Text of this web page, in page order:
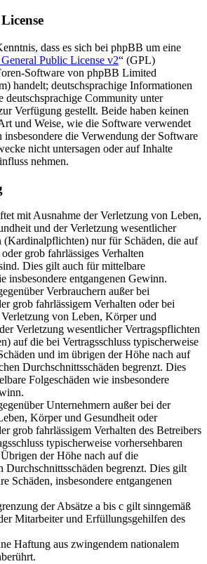
dass es sich bei phpBB um eine
Public License v2“ (GPL)
Software von phpBB Limited
handelt; deutschsprachige Informationen
deutschsprachige Community unter
Verfügung gestellt. Beide haben keinen
und Weise, wie die Software verwendet
die Verwendung der Software
nicht untersagen oder auf Inhalte
nehmen.
mit Ausnahme der Verletzung von Leben,
und der Verletzung wesentlicher
(Kardinalpflichten) nur für Schäden, die auf
grob fahrlässiges Verhalten
Dies gilt auch für mittelbare
insbesondere entgangenen Gewinn.
Verbrauchern außer bei
grob fahrlässigem Verhalten oder bei
Verletzung von Leben, Körper und
Verletzung wesentlicher Vertragspflichten
auf die bei Vertragsschluss typischerweise
und im übrigen der Höhe nach auf
Durchschnittsschäden begrenzt. Dies
Folgeschäden wie insbesondere
Unternehmern außer bei der
Körper und Gesundheit oder
grob fahrlässigem Verhalten des Betreibers
typischerweise vorhersehbaren
der Höhe nach auf die
Durchschnittsschäden begrenzt. Dies gilt
Schäden, insbesondere entgangenen
der Absätze a bis c gilt sinngemäß
Mitarbeiter und Erfüllungsgehilfen des
Haftung aus zwingendem nationalem